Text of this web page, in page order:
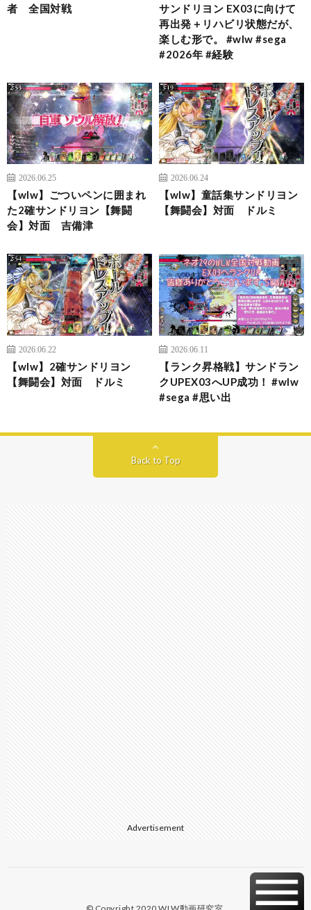
者 全国対戦
サンドリヨン EX03に向けて
再出発＋リハビリ状態だが、
楽しむ形で。 #wlw #sega
#2026年 #経験
2026.06.25
【wlw】ごついペンに囲まれ
た2確サンドリヨン【舞闘
会】対面 吉備津
2026.06.24
【wlw】童話集サンドリヨン
【舞闘会】対面 ドルミ
2026.06.22
【wlw】2確サンドリヨン
【舞闘会】対面 ドルミ
2026.06.11
【ランク昇格戦】サンドラン
クUPEX03へUP成功！ #wlw
#sega #思い出
Back to Top
Advertisement